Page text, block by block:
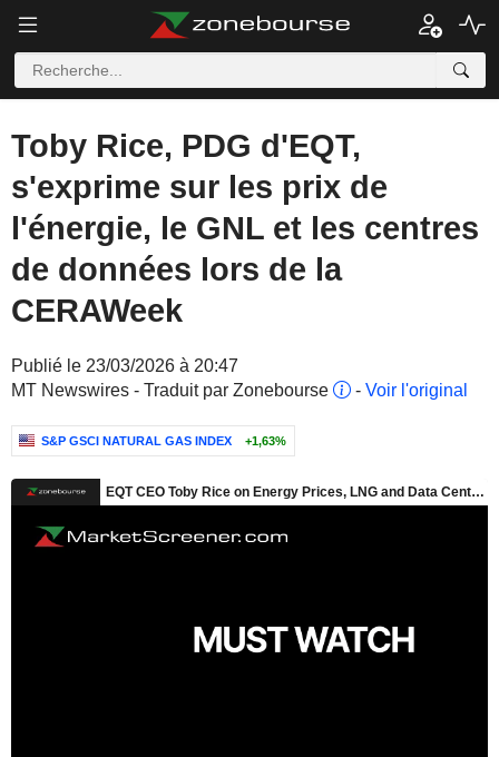
Toby Rice, PDG d'EQT,
s'exprime sur les prix de
l'énergie, le GNL et les centres
de données lors de la
CERAWeek
Publié le 23/03/2026 à 20:47
MT Newswires - Traduit par Zonebourse
- Voir l'original
S&P GSCI NATURAL GAS INDEX +1,63%